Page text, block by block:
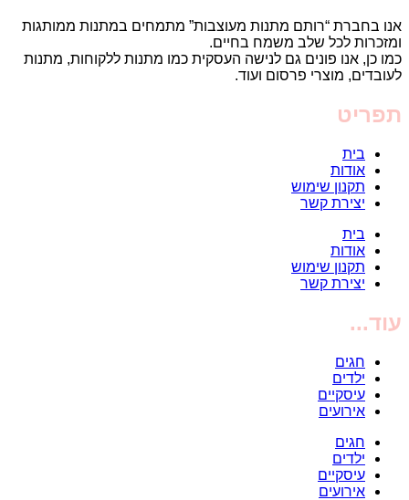
אנו בחברת “רותם מתנות מעוצבות” מתמחים במתנות ממותגות
ומזכרות לכל שלב משמח בחיים.
כמו כן, אנו פונים גם לנישה העסקית כמו מתנות ללקוחות, מתנות
לעובדים, מוצרי פרסום ועוד.
תפריט
בית
אודות
תקנון שימוש
יצירת קשר
בית
אודות
תקנון שימוש
יצירת קשר
עוד...
חגים
ילדים
עיסקיים
אירועים
חגים
ילדים
עיסקיים
אירועים